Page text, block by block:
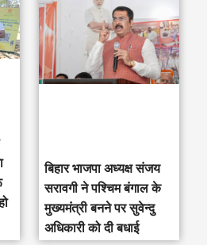
‎बिहार भाजपा अध्यक्ष संजय
सरावगी ने पश्चिम बंगाल के
मुख्यमंत्री बनने पर सुवेन्दु
अधिकारी को दी बधाई